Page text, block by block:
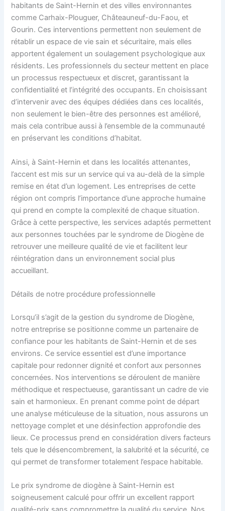
habitants de Saint-Hernin et des villes environnantes
comme Carhaix-Plouguer, Châteauneuf-du-Faou, et
Gourin. Ces interventions permettent non seulement de
rétablir un espace de vie sain et sécuritaire, mais elles
apportent également un soulagement psychologique aux
résidents. Les professionnels du secteur mettent en place
un processus respectueux et discret, garantissant la
confidentialité et l’intégrité des occupants. En choisissant
d’intervenir avec des équipes dédiées dans ces localités,
non seulement le bien-être des personnes est amélioré,
mais cela contribue aussi à l’ensemble de la communauté
en préservant les conditions d’habitat.
Ainsi, à Saint-Hernin et dans les localités attenantes,
l’accent est mis sur un service qui va au-delà de la simple
remise en état d’un logement. Les entreprises de cette
région ont compris l’importance d’une approche humaine
qui prend en compte la complexité de chaque situation.
Grâce à cette perspective, les services adaptés permettent
aux personnes touchées par le syndrome de Diogène de
retrouver une meilleure qualité de vie et facilitent leur
réintégration dans un environnement social plus
accueillant.
Détails de notre procédure professionnelle
Lorsqu’il s’agit de la gestion du syndrome de Diogène,
notre entreprise se positionne comme un partenaire de
confiance pour les habitants de Saint-Hernin et de ses
environs. Ce service essentiel est d’une importance
capitale pour redonner dignité et confort aux personnes
concernées. Nos interventions se déroulent de manière
méthodique et respectueuse, garantissant un cadre de vie
sain et harmonieux. En prenant comme point de départ
une analyse méticuleuse de la situation, nous assurons un
nettoyage complet et une désinfection approfondie des
lieux. Ce processus prend en considération divers facteurs
tels que le désencombrement, la salubrité et la sécurité, ce
qui permet de transformer totalement l’espace habitable.
Le prix syndrome de diogène à Saint-Hernin est
soigneusement calculé pour offrir un excellent rapport